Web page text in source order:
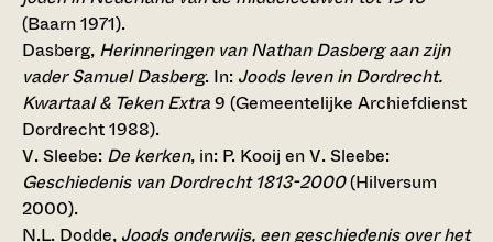
(Baarn 1971).
Dasberg, Herinneringen van Nathan Dasberg aan zijn
vader Samuel Dasberg. In: Joods leven in Dordrecht.
Kwartaal & Teken Extra9 (Gemeentelijke Archiefdienst
Dordrecht 1988).
V. Sleebe: De kerken, in: P. Kooij en V. Sleebe:
Geschiedenis van Dordrecht 1813-2000(Hilversum
2000).
N.L. Dodde, Joods onderwijs, een geschiedenis over het